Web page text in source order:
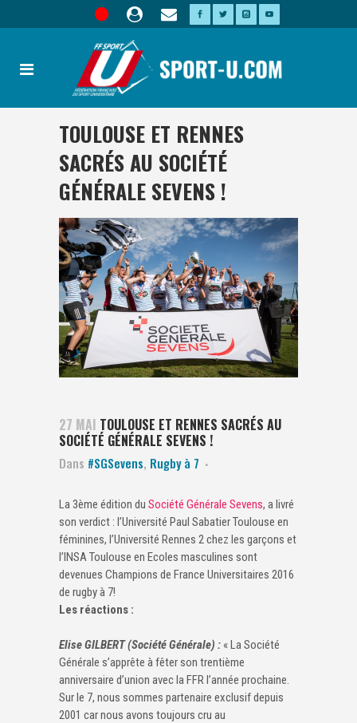
TOULOUSE ET RENNES
SACRÉS AU SOCIÉTÉ
GÉNÉRALE SEVENS !
27 MAI TOULOUSE ET RENNES SACRÉS AU
SOCIÉTÉ GÉNÉRALE SEVENS !
Dans #SGSevens, Rugby à 7
La 3ème édition du Société Générale Sevens, a livré
son verdict : l’Université Paul Sabatier Toulouse en
féminines, l’Université Rennes 2 chez les garçons et
l’INSA Toulouse en Ecoles masculines sont
devenues Champions de France Universitaires 2016
de rugby à 7!
Les réactions :
Elise GILBERT (Société Générale) : « La Société
Générale s’apprête à fêter son trentième
anniversaire d’union avec la FFR l’année prochaine.
Sur le 7, nous sommes partenaire exclusif depuis
2001 car nous avons toujours cru au